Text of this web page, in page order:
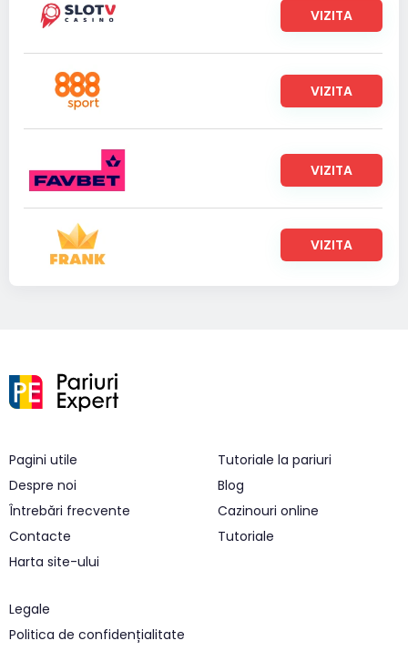
VIZITA
VIZITA
VIZITA
VIZITA
Pagini utile
Despre noi
Întrebări frecvente
Contacte
Harta site-ului
Tutoriale la pariuri
Blog
Cazinouri online
Tutoriale
Legale
Politica de confidențialitate